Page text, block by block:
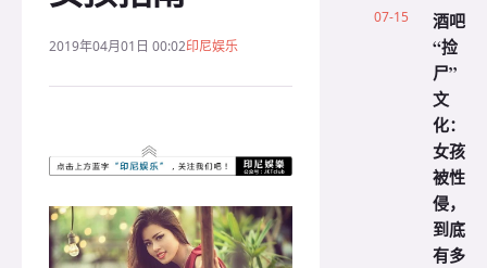
2019年04月01日 00:02印尼娱乐
07-15
酒吧
“捡
尸”
文
化：
女孩
被性
侵，
到底
有多